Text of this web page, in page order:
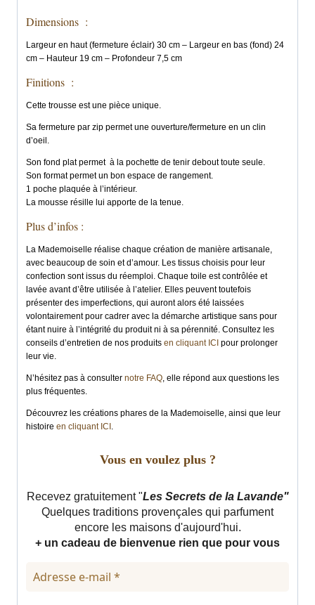
Dimensions :
Largeur en haut (fermeture éclair) 30 cm – Largeur en bas (fond) 24
cm – Hauteur 19 cm – Profondeur 7,5 cm
Finitions :
Cette trousse est une pièce unique.
Sa fermeture par zip permet une ouverture/fermeture en un clin
d’oeil.
Son fond plat permet à la pochette de tenir debout toute seule.
Son format permet un bon espace de rangement.
1 poche plaquée à l’intérieur.
La mousse résille lui apporte de la tenue.
Plus d’infos :
La Mademoiselle réalise chaque création de manière artisanale,
avec beaucoup de soin et d’amour. Les tissus choisis pour leur
confection sont issus du réemploi. Chaque toile est contrôlée et
lavée avant d’être utilisée à l’atelier. Elles peuvent toutefois
présenter des imperfections, qui auront alors été laissées
volontairement pour cadrer avec la démarche artistique sans pour
étant nuire à l’intégrité du produit ni à sa pérennité. Consultez les
conseils d’entretien de nos produits en cliquant ICI pour prolonger
leur vie.
N’hésitez pas à consulter notre FAQ, elle répond aux questions les
plus fréquentes.
Découvrez les créations phares de la Mademoiselle, ainsi que leur
histoire en cliquant ICI.
Vous en voulez plus ?
Recevez gratuitement "Les Secrets de la Lavande"
Quelques traditions provençales qui parfument
encore les maisons d'aujourd'hui.
+ un cadeau de bienvenue rien que pour vous